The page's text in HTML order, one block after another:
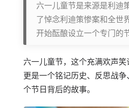
六一儿童节是来源是利迪
了悼念利迪策惨案和全世
开始酝酿设立一个专门的
六一儿童节，这个充满欢声
更是一个铭记历史、反思战
个节日背后的故事。